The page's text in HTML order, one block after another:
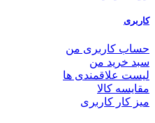
کاربری
حساب کاربری من
سبد خرید من
لیست علاقمندی ها
مقایسه کالا
میز کار کاربری